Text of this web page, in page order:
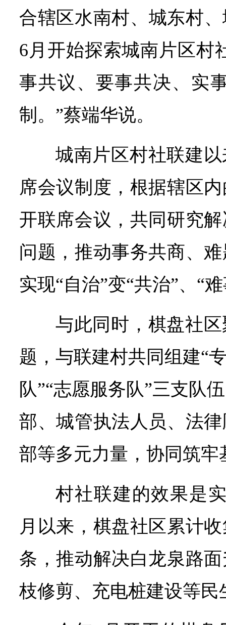
合辖区水南村、城东村
6月开始探索城南片区村
事共议、要事共决、实
制。”蔡端华说。
城南片区村社联建
席会议制度，根据辖区
开联席会议，共同研究
问题，推动事务共商、
实现“自治”变“共治”、“
与此同时，棋盘社
题，与联建村共同组建“
队”“志愿服务队”三支队
部、城管执法人员、法
部等多元力量，协同筑牢
村社联建的效果是
月以来，棋盘社区累计
条，推动解决白龙泉路
枝修剪、充电桩建设等民